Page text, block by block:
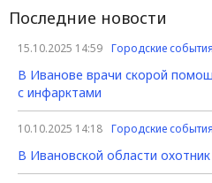
Последние новости
15.10.2025 14:59 Городские события
В Иванове врачи скорой
с инфарктами
10.10.2025 14:18 Городские события
В Ивановской области